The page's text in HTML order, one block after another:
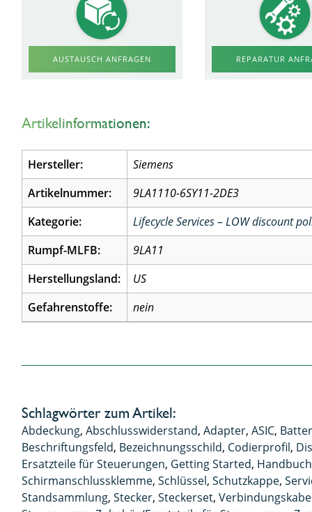
AUSTAUSCH ANFRAGEN REPARATUR
Artikelinformationen:
Hersteller:
Siemens
Artikelnummer:
9LA1110-6SY11-2DE3
Kategorie:
Lifecycle Services – LOW discount
Rumpf-MLFB:
9LA11
Herstellungsland:
US
Gefahrenstoffe:
nein
Schlagwörter zum Artikel:
Abdeckung,Abschlusswiderstand,Adapter,ASIC,
Beschriftungsfeld, Bezeichnungsschild, Codierprofil,
Ersatzteile für Steuerungen, Getting Started, Handbuch
Schirmanschlussklemme,Schlüssel,Schutzkappe,
Standsammlung,Stecker,Steckerset,